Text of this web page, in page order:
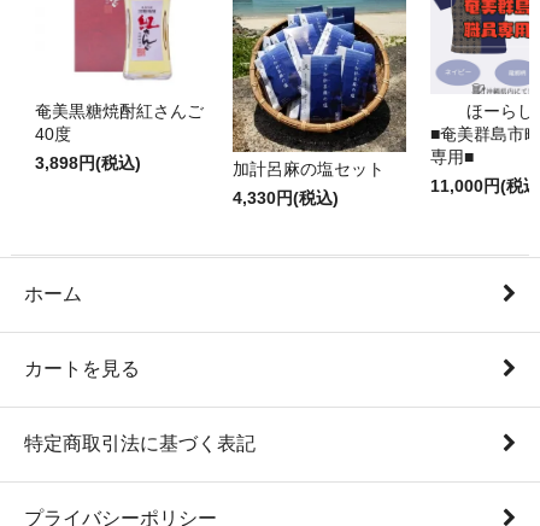
奄美黒糖焼酎紅さんご
40度
3,898円(税込)
加計呂麻の塩セット
4,330円(税込)
ほーらし
■奄美群島市
専用■
11,000円(税
ホーム
カートを見る
特定商取引法に基づく表記
プライバシーポリシー